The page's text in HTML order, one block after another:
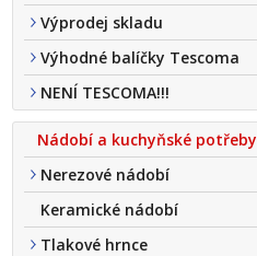
Výprodej skladu
Výhodné balíčky Tescoma
NENÍ TESCOMA!!!
Nádobí a kuchyňské potřeby
Nerezové nádobí
Keramické nádobí
Tlakové hrnce